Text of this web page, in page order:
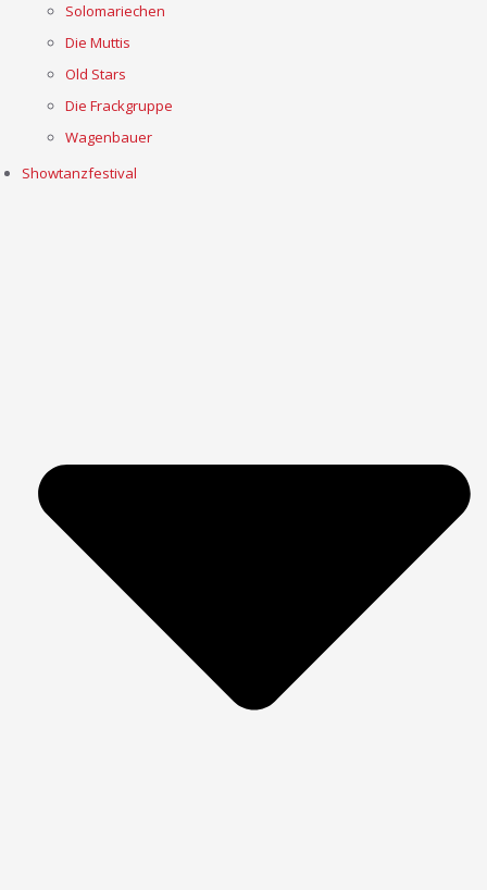
Solomariechen
Die Muttis
Old Stars
Die Frackgruppe
Wagenbauer
Showtanzfestival